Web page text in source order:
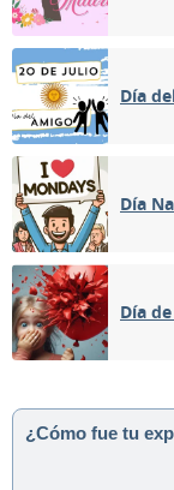
Día
Día
Día
¿Cómo fue tu